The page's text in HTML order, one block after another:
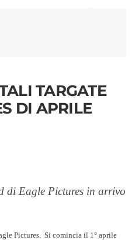
TARGATE
DI APRILE
di Eagle Pictures in arrivo
Pictures. Si comincia il 1° aprile